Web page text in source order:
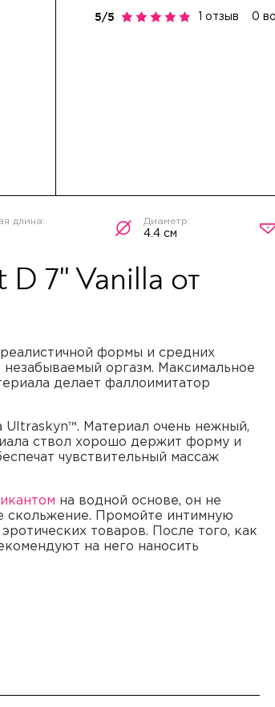
1 отзыв 0
4.4 см
7" Vanilla от
формы и средних
оргазм. Максимальное
делает фаллоимитатор
Материал очень нежный,
ствол хорошо держит форму и
чувствительный массаж
на водной основе, он не
скольжение. Промойте интимную
эротических товаров. После того, как
на него наносить